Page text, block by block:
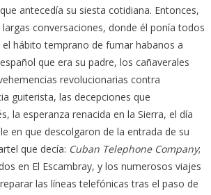
antecedía su siesta cotidiana. Entonces,
conversaciones, donde él ponía todos
hábito temprano de fumar habanos a
que era su padre, los cañaverales
revolucionarias contra
guiterista, las decepciones que
la esperanza renacida en la Sierra, el día
en que descolgaron de la entrada de su
que decía: Cuban Telephone Company;
en El Escambray, y los numerosos viajes
las líneas telefónicas tras el paso de